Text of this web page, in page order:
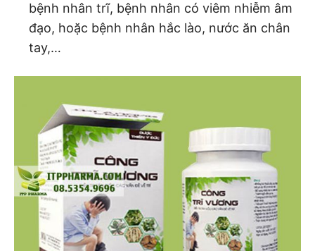
bệnh nhân trĩ, bệnh nhân có viêm nhiễm âm
đạo, hoặc bệnh nhân hắc lào, nước ăn chân
tay,…